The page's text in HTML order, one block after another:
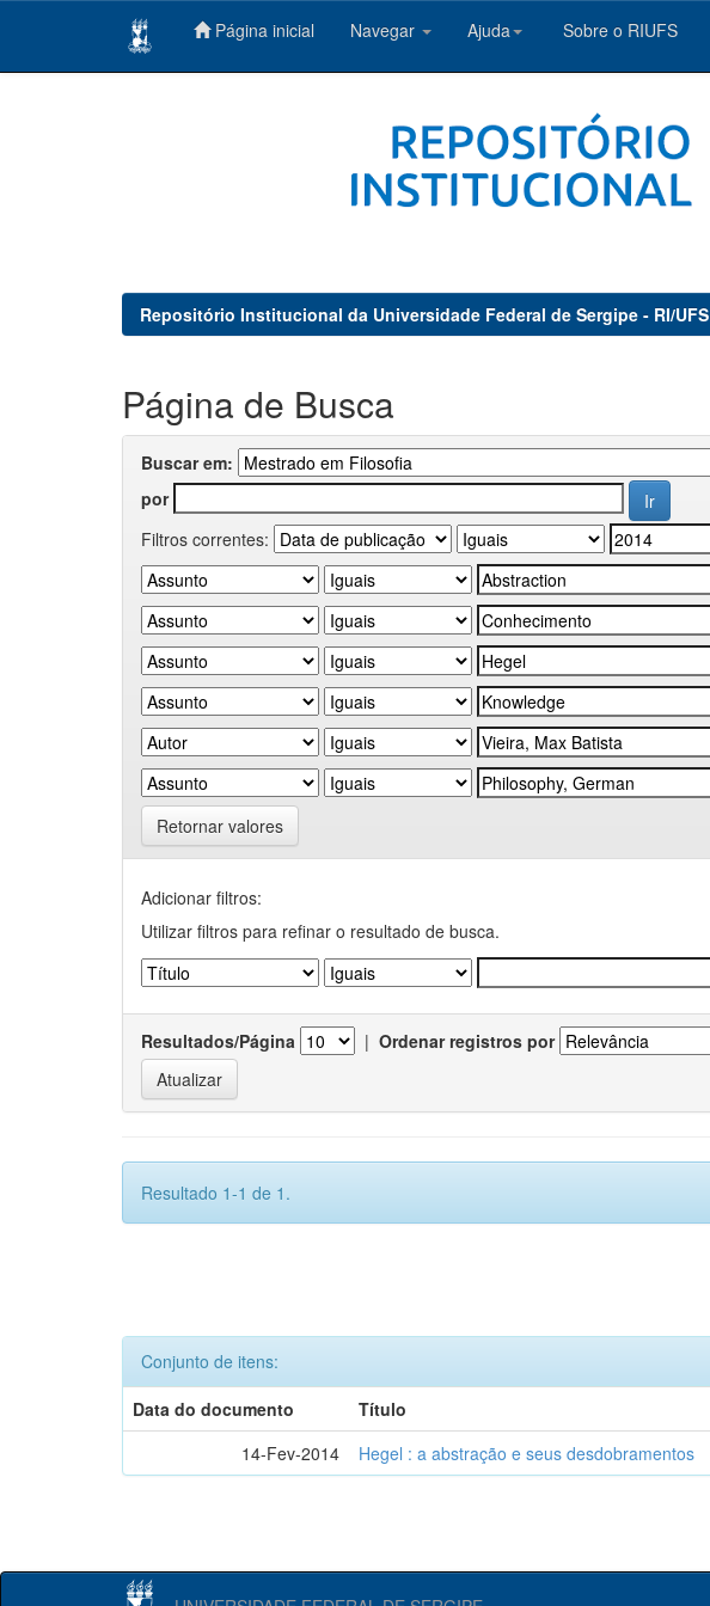
Página inicial Navegar Ajuda Sobre o RIUFS
Repositório Institucional da Universidade Federal de Sergipe - RI/UFS
Página de Busca
Buscar em:
por
Filtros correntes:
Retornar valores
Adicionar filtros:
Utilizar filtros para refinar o resultado de busca.
Resultados/Página | Ordenar registros por
Resultado 1-1 de 1.
Conjunto de itens:
Data do documento
Título
14-Fev-2014
Hegel : a abstração e seus desdobramentos